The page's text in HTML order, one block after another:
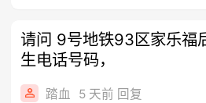
请问 9号地铁93区家乐福
生电话号码，
踏血 5 天前 回复